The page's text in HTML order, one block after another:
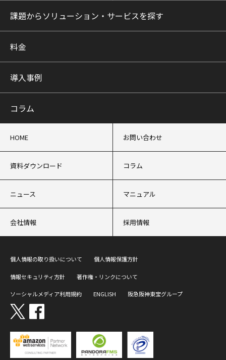
課題からソリューション・サービスを探す
料金
導入事例
コラム
HOME お問い合わせ
資料ダウンロード コラム
ニュース マニュアル
会社情報 採用情報
個人情報の取り扱いについて 個人情報保護方針
情報セキュリティ方針 著作権・リンクについて
ソーシャルメディア利用規約 ENGLISH 阪急阪神東宝グループ